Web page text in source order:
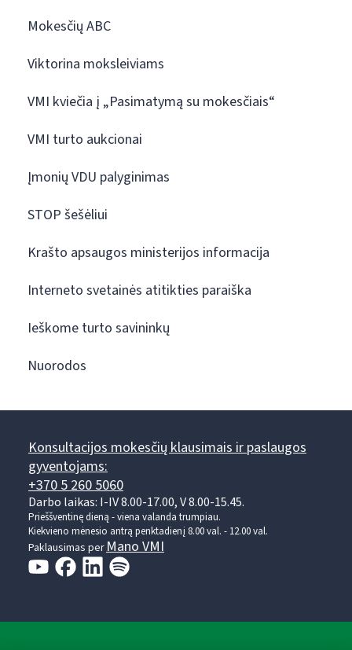
Mokesčių ABC
Viktorina moksleiviams
VMI kviečia į „Pasimatymą su mokesčiais“
VMI turto aukcionai
Įmonių VDU palyginimas
STOP šešėliui
Krašto apsaugos ministerijos informacija
Interneto svetainės atitikties paraiška
Ieškome turto savininkų
Nuorodos
Konsultacijos mokesčių klausimais ir paslaugos
gyventojams:
+370 5 260 5060
Darbo laikas: I-IV 8.00-17.00, V 8.00-15.45.
Prieššventinę dieną - viena valanda trumpiau.
Kiekvieno mėnesio antrą penktadienį 8.00 val. - 12.00 val.
Paklausimas per Mano VMI